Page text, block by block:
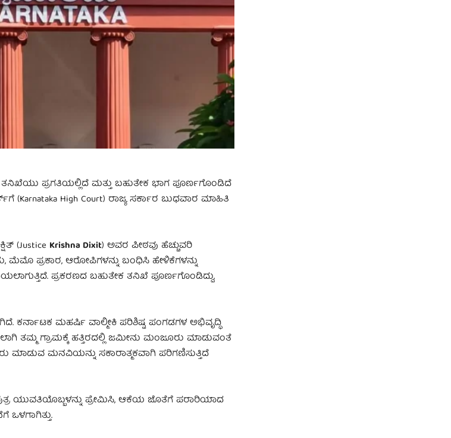
ತನಿಖೆಯು ಪ್ರಗತಿಯಲ್ಲಿದೆ ಮತ್ತು ಬಹುತೇಕ ಭಾಗ ಪೂರ್ಣಗೊಂಡಿದೆ
High Court) ರಾಜ್ಯ ಸರ್ಕಾರ ಬುಧವಾರ ಮಾಹಿತಿ
(Justice Krishna Dixit) ಅವರ ಪೀಠವು ಹೆಚ್ಚುವರಿ
ಮೆಮೊ ಪ್ರಕಾರ, ಆರೋಪಿಗಳನ್ನು ಬಂಧಿಸಿ ಹೇಳಿಕೆಗಳನ್ನು
ಪ್ರಕರಣದ ಬಹುತೇಕ ತನಿಖೆ ಪೂರ್ಣಗೊಂಡಿದ್ದು,
ಕರ್ನಾಟಕ ಮಹರ್ಷಿ ವಾಲ್ಮೀಕಿ ಪರಿಶಿಷ್ಟ ಪಂಗಡಗಳ ಅಭಿವೃದ್ಧಿ
ತಮ್ಮ ಗ್ರಾಮಕ್ಕೆ ಹತ್ತಿರದಲ್ಲಿ ಜಮೀನು ಮಂಜೂರು ಮಾಡುವಂತೆ
ಮನವಿಯನ್ನು ಸಕಾರಾತ್ಮಕವಾಗಿ ಪರಿಗಣಿಸುತ್ತಿದೆ
ಯುವತಿಯೊಬ್ಬಳನ್ನು ಪ್ರೇಮಿಸಿ, ಆಕೆಯ ಜೊತೆಗೆ ಪರಾರಿಯಾದ
ಒಳಗಾಗಿತ್ತು.